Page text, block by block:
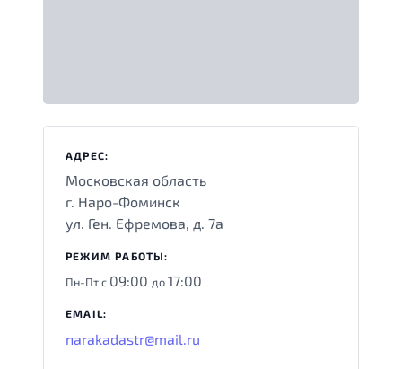
АДРЕС:
Московская область
г. Наро-Фоминск
ул. Ген. Ефремова, д. 7а
РЕЖИМ РАБОТЫ:
Пн-Пт с 09:00 до17:00
EMAIL:
narakadastr@mail.ru